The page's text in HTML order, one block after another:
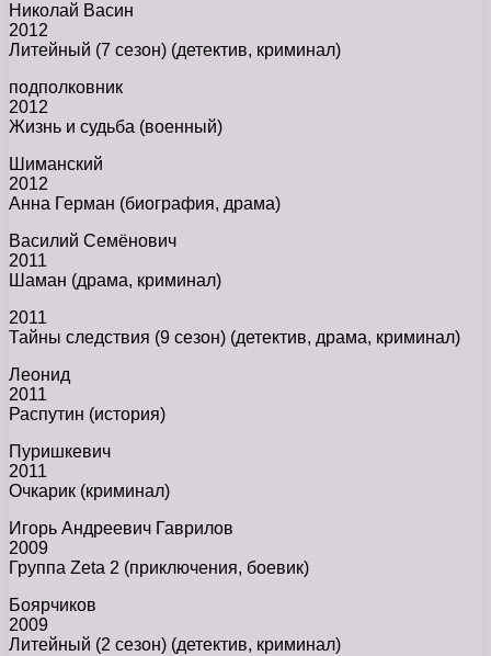
Николай Васин
2012
Литейный (7 сезон) (детектив, криминал)
подполковник
2012
Жизнь и судьба (военный)
Шиманский
2012
Анна Герман (биография, драма)
Василий Семёнович
2011
Шаман (драма, криминал)
2011
Тайны следствия (9 сезон) (детектив, драма, криминал)
Леонид
2011
Распутин (история)
Пуришкевич
2011
Очкарик (криминал)
Игорь Андреевич Гаврилов
2009
Группа Zeta 2 (приключения, боевик)
Боярчиков
2009
Литейный (2 сезон) (детектив, криминал)